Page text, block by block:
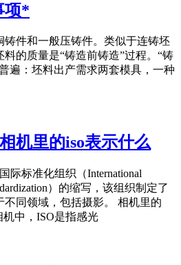
项*
铸件和一般压铸件。类似于连铸坯
的质量是“铸造前铸造”过程。“铸
遍：坯料出产需求两套模具，一种
机里的iso表示什么
际标准化组织（International
）的缩写，该组织制定了
不同领域，包括摄影。 相机里的
中，ISO是指感光